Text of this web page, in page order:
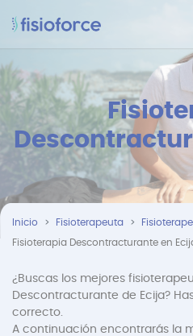
Inicio Fisioterapeuta
Fisioterapia Descontracturante en
¿Buscas los mejores
Descontracturante de Ecija?
correcto.
A continuación encontrarás la